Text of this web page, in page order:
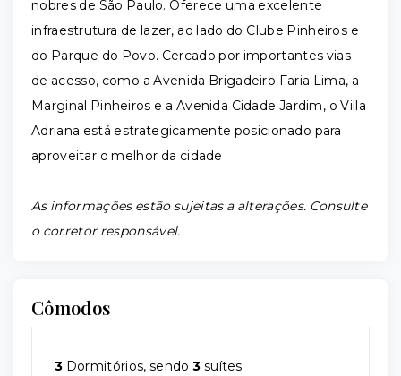
nobres de São Paulo. Oferece uma excelente
infraestrutura de lazer, ao lado do Clube Pinheiros e
do Parque do Povo. Cercado por importantes vias
de acesso, como a Avenida Brigadeiro Faria Lima, a
Marginal Pinheiros e a Avenida Cidade Jardim, o Villa
Adriana está estrategicamente posicionado para
aproveitar o melhor da cidade
As informações estão sujeitas a alterações. Consulte
o corretor responsável.
Cômodos
3 Dormitórios, sendo3 suítes